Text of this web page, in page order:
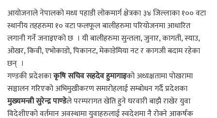
आयोजनाले नेपालको मध्य पहाडी लोकमार्ग क्षेत्रका ३४ जिल्लाका १०० वटा
स्थानीय तहहरुमा १० वटा फलफूल बालीहरुमा परियोजनमा आधारित
लगानी गर्ने जनाइएको छ । यी बालीहरुमा सुन्तला, जुनार, कागती, स्याउ,
ओखर, किवी, एभोकाडो, पिकानट, मेकाडेमिया नट र कागजी बदाम रहेका
छन् ।
गण्डकी प्रदेशकाकृषि सचिव सहदेव हुमागाइको अध्यक्षतामा पोखरामा
सञ्चालन गरिएको अभिमुखीकरण समारोहलाई सम्बोधन गर्दै प्रदेशका
मुख्यमन्त्री सुरेन्द्र पाण्डेले परम्परागत खेति हुने घरवारी बाझै राखेर युवा
विदेशीएको वर्तमान अवस्थामा युवाहरुलाई स्वदेशमा नै रोक्ने आकर्षक